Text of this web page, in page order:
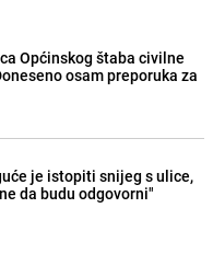
Općinskog štaba civilne
osam preporuka za
je istopiti snijeg s ulice,
da budu odgovorni"